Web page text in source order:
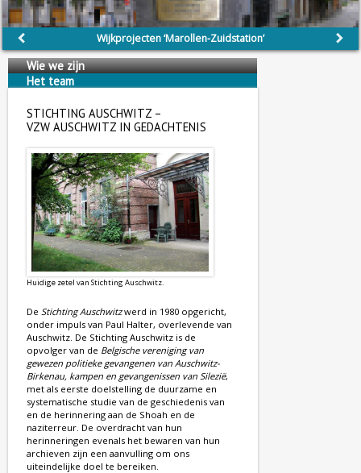
Wijkprojecten ‘Marollen-Zuidstation’
Wie we zijn
Het team
STICHTING AUSCHWITZ –
VZW AUSCHWITZ IN GEDACHTENIS
Huidige zetel van Stichting Auschwitz.
De Stichting Auschwitzwerd in 1980 opgericht,
onder impuls van Paul Halter, overlevende van
Auschwitz. De Stichting Auschwitz is de
opvolger van de Belgische vereniging van
gewezen politieke gevangenen van Auschwitz-
Birkenau, kampen en gevangenissen van Silezië,
met als eerste doelstelling de duurzame en
systematische studie van de geschiedenis van
en de herinnering aan de Shoah en de
naziterreur. De overdracht van hun
herinneringen evenals het bewaren van hun
archieven zijn een aanvulling om ons
uiteindelijke doel te bereiken.